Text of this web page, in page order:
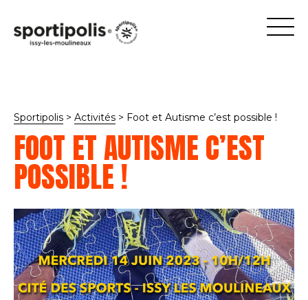
Sportipolis > Activités > Foot et Autisme c’est possible !
FOOT ET AUTISME C’EST
POSSIBLE !